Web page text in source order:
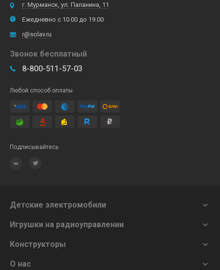
г. Мурманск, ул. Папанина, 11
Ежедневно с 10.00 до 19.00
r@solav.ru
Звонок бесплатный
8-800-511-57-03
Любой способ оплаты
Подписывайтесь
Детские электромобили 
Игрушки на радиоуправлении 
Конструкторы 
О нас 